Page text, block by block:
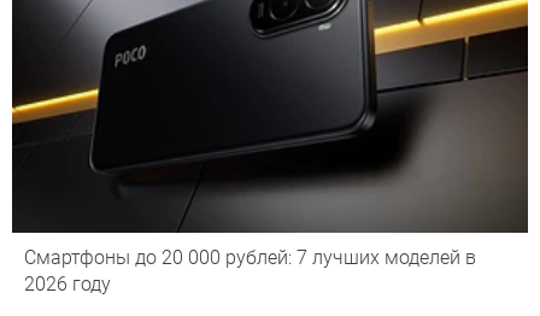
Смартфоны до 20 000 рублей: 7 лучших моделей в
2026 году